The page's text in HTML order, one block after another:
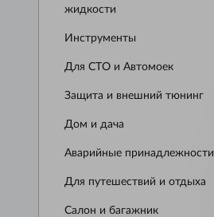
жидкости
Инструменты
Для СТО и Автомоек
Защита и внешний тюнинг
Дом и дача
Аварийные принадлежности
Для путешествий и отдыха
Салон и багажник